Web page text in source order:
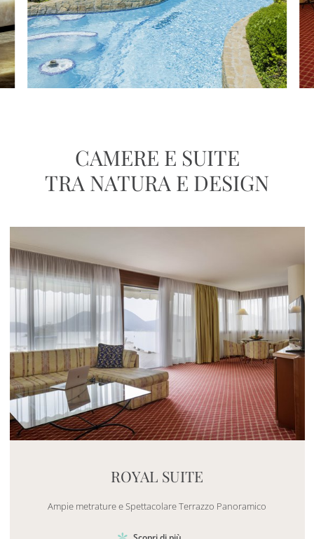
CAMERE E SUITE
TRA NATURA E DESIGN
ROYAL SUITE
Ampie metrature e Spettacolare Terrazzo Panoramico